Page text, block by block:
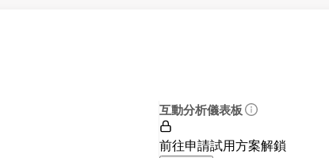
互動分析儀表板
前往申請試用方案解鎖